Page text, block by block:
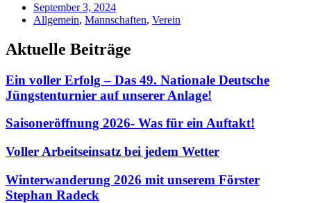
September 3, 2024
Allgemein, Mannschaften, Verein
Aktuelle Beiträge
Ein voller Erfolg – Das 49. Nationale Deutsche
Jüngstenturnier auf unserer Anlage!
Saisoneröffnung 2026- Was für ein Auftakt!
Voller Arbeitseinsatz bei jedem Wetter
Winterwanderung 2026 mit unserem Förster
Stephan Radeck